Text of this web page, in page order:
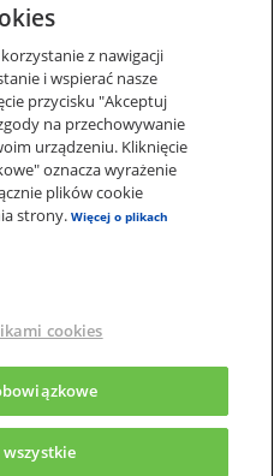
na fiszki.pl, sprawdź w
stronie internetowej, czy są
Dzięki ich aktywacji
za zakupy u partnera
×
wymień na nagrody
z nawigacji
i wspierać nasze
przycisku "Akceptuj
na przechowywanie
urządzeniu. Kliknięcie
oznacza wyrażenie
plików cookie
strony.Więcej o plikach
cookies